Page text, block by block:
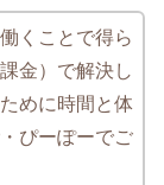
くことで得ら
金）で解決し
めに時間と体
・ぴーぽーでご